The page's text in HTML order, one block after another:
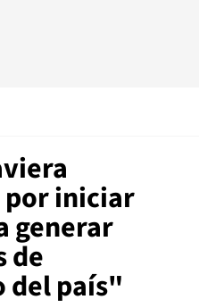
iniciar
generar
de
del país"